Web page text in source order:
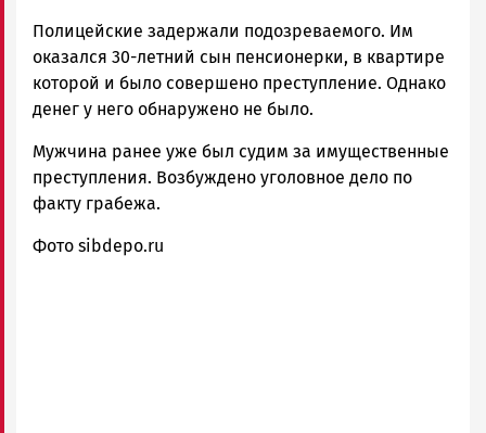
Полицейские задержали подозреваемого. Им
оказался 30-летний сын пенсионерки, в квартире
которой и было совершено преступление. Однако
денег у него обнаружено не было.
Мужчина ранее уже был судим за имущественные
преступления. Возбуждено уголовное дело по
факту грабежа.
Фото sibdepo.ru